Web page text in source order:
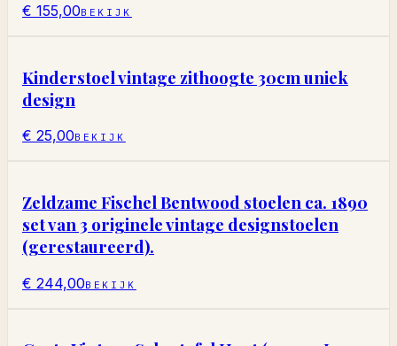
€ 155,00BEKIJK
Kinderstoel vintage zithoogte 30cm uniek
design
€ 25,00BEKIJK
Zeldzame Fischel Bentwood stoelen ca. 1890
set van 3 originele vintage designstoelen
(gerestaureerd).
€ 244,00BEKIJK